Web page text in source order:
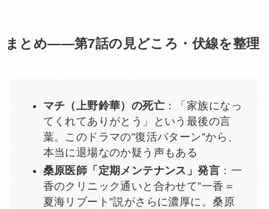
まとめ——第7話の見どころ・伏線を整理
マチ（上野鈴華）の死亡 ：「家族になっ
てくれてありがとう」という最後の言
葉。このドラマの”復活パターン”から、
本当に退場なのか疑う声もある
桑原医師「定期メンテナンス」発言 ：一
香のクリニック通いと合わせて”一香＝
夏海リブート”説がさらに濃厚に。桑原